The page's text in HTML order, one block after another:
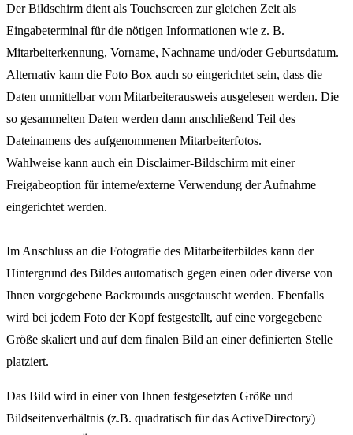
Der Bildschirm dient als Touchscreen zur gleichen Zeit als
Eingabeterminal für die nötigen Informationen wie z. B.
Mitarbeiterkennung, Vorname, Nachname und/oder Geburtsdatum.
Alternativ kann die Foto Box auch so eingerichtet sein, dass die
Daten unmittelbar vom Mitarbeiterausweis ausgelesen werden. Die
so gesammelten Daten werden dann anschließend Teil des
Dateinamens des aufgenommenen Mitarbeiterfotos.
Wahlweise kann auch ein Disclaimer-Bildschirm mit einer
Freigabeoption für interne/externe Verwendung der Aufnahme
eingerichtet werden.
Im Anschluss an die Fotografie des Mitarbeiterbildes kann der
Hintergrund des Bildes automatisch gegen einen oder diverse von
Ihnen vorgegebene Backrounds ausgetauscht werden. Ebenfalls
wird bei jedem Foto der Kopf festgestellt, auf eine vorgegebene
Größe skaliert und auf dem finalen Bild an einer definierten Stelle
platziert.
Das Bild wird in einer von Ihnen festgesetzten Größe und
Bildseitenverhältnis (z.B. quadratisch für das ActiveDirectory)